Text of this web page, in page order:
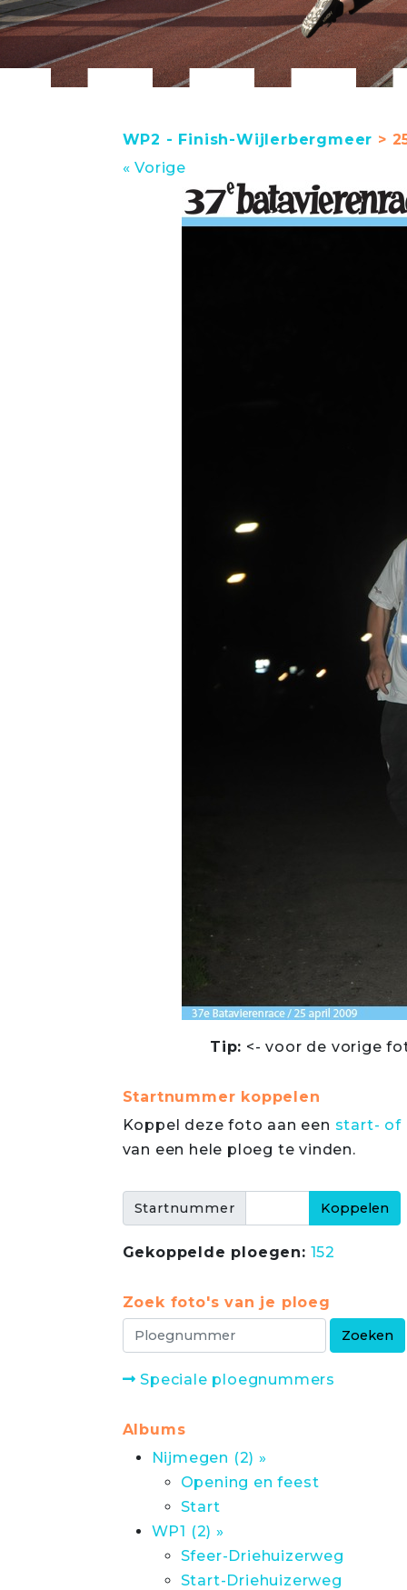
WP2 - Finish-Wijlerbergmeer >
« Vorige
Tip: <- voor de vorige
Startnummer koppelen
Koppel deze foto aan een start- of
van een hele ploeg te vinden.
Startnummer
Gekoppelde ploegen: 152
Zoek foto's van je ploeg
Speciale ploegnummers
Albums
Nijmegen (2) »
Opening en feest
Start
WP1 (2) »
Sfeer-Driehuizerweg
Start-Driehuizerweg